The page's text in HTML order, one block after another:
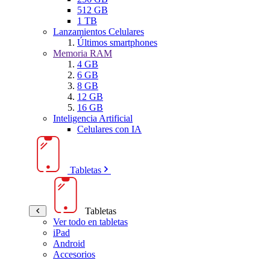
512 GB
1 TB
Lanzamientos Celulares
Últimos smartphones
Memoria RAM
4 GB
6 GB
8 GB
12 GB
16 GB
Inteligencia Artificial
Celulares con IA
Tabletas
Tabletas
Ver todo en tabletas
iPad
Android
Accesorios